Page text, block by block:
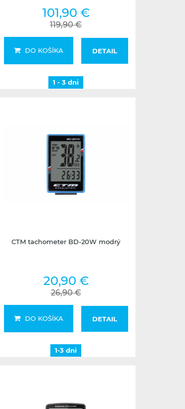
101,90 €
119,90 €
DO KOŠÍKA DETAIL
1 - 3 dni
CTM tachometer BD-20W modrý
20,90 €
26,90 €
DO KOŠÍKA DETAIL
1-3 dni